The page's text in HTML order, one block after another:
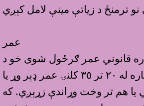
عمر
کې ١٨ کاله عمر درلودل د واده لپاره قانوني عمر ګرځول شوى خو د
مور او پلار په خوښه ځينې خلک تر ١٨ کلنۍ وړاندې هم واده کوي. د روغتيا نړيوال سازمان د مور کېدو لپاره له ٢٠ تر ٣٥ کلنۍ عمر ډېر وړ يا
هم تر وخت وړاندې زړېږي. که